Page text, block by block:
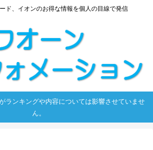
ド、イオンのお得な情報を個人の目線で発信
ランキングや内容については影響させていませ
ん。